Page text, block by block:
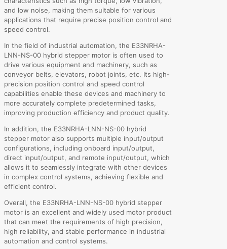
and low noise, making them suitable for various
applications that require precise position control and
speed control.
In the field of industrial automation, the E33NRHA-
LNN-NS-00 hybrid stepper motor is often used to
drive various equipment and machinery, such as
conveyor belts, elevators, robot joints, etc. Its high-
precision position control and speed control
capabilities enable these devices and machinery to
more accurately complete predetermined tasks,
improving production efficiency and product quality.
In addition, the E33NRHA-LNN-NS-00 hybrid
stepper motor also supports multiple input/output
configurations, including onboard input/output,
direct input/output, and remote input/output, which
allows it to seamlessly integrate with other devices
in complex control systems, achieving flexible and
efficient control.
Overall, the E33NRHA-LNN-NS-00 hybrid stepper
motor is an excellent and widely used motor product
that can meet the requirements of high precision,
high reliability, and stable performance in industrial
automation and control systems.